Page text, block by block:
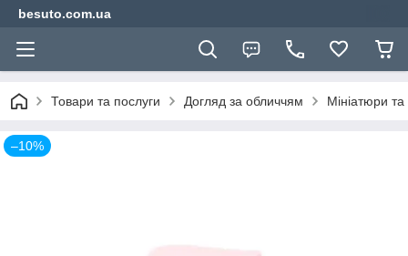
besuto.com.ua
Товари та послуги Догляд за обличчям Мініатюри
–10%